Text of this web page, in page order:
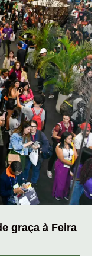
graça à Feira